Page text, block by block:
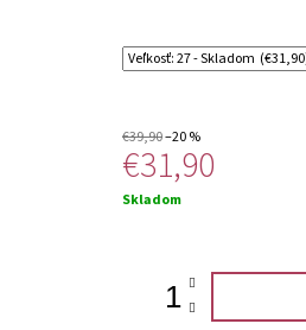
€39,90–20 %
€31,90
Jednotková
Skladom